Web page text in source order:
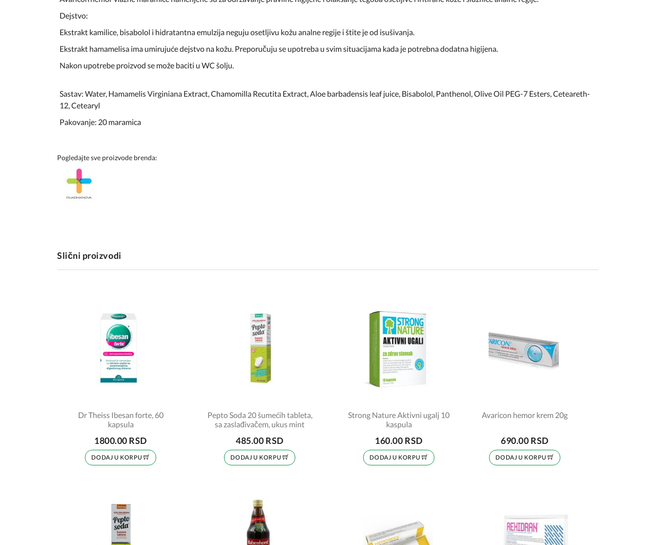
Dejstvo:
Ekstrakt kamilice, bisabolol i hidratantna emulzija neguju osetljivu kožu analne regije i štite je od isušivanja.
Ekstrakt hamamelisa ima umirujuće dejstvo na kožu. Preporučuju se upotreba u svim situacijama kada je potrebna dodatna higijena.
Nakon upotrebe proizvod se može baciti u WC šolju.
Sastav: Water, Hamamelis Virginiana Extract, Chamomilla Recutita Extract, Aloe barbadensis leaf juice, Bisabolol, Panthenol, Olive Oil PEG-7 Esters, Ceteareth-
12, Cetearyl
Pakovanje: 20 maramica
Pogledajte sve proizvode brenda:
Slični proizvodi
Dr Theiss Ibesan forte, 60
kapsula
1800.00 RSD
DODAJ U KORPU
Pepto Soda 20 šumećih tableta,
sa zaslađivačem, ukus mint
485.00 RSD
DODAJ U KORPU
Strong Nature Aktivni ugalj 10
kaspula
160.00 RSD
DODAJ U KORPU
Avaricon hemor krem 20g
690.00 RSD
DODAJ U KORPU